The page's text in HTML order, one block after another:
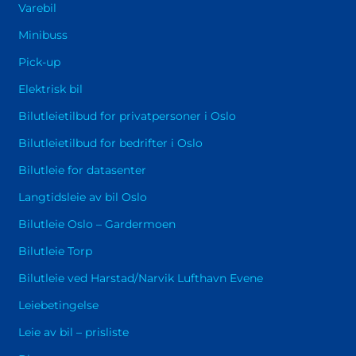
Varebil
Minibuss
Pick-up
Elektrisk bil
Bilutleietilbud for privatpersoner i Oslo
Bilutleietilbud for bedrifter i Oslo
Bilutleie for datasenter
Langtidsleie av bil Oslo
Bilutleie Oslo – Gardermoen
Bilutleie Torp
Bilutleie ved Harstad/Narvik Lufthavn Evene
Leiebetingelse
Leie av bil – prisliste